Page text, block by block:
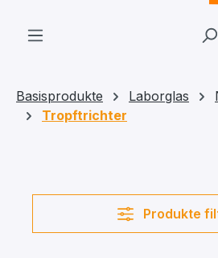
Basisprodukte Laborglas
Tropftrichter
Produkte